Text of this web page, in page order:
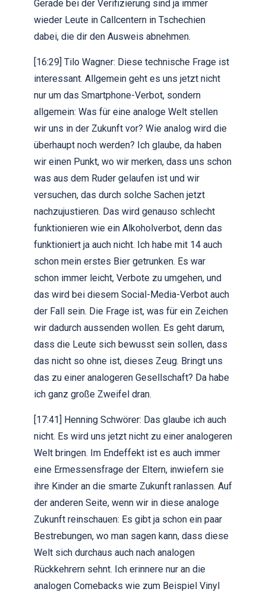
Gerade bei der Verifizierung sind ja immer
wieder Leute in Callcentern in Tschechien
dabei, die dir den Ausweis abnehmen.
[16:29] Tilo Wagner: Diese technische Frage ist
interessant. Allgemein geht es uns jetzt nicht
nur um das Smartphone-Verbot, sondern
allgemein: Was für eine analoge Welt stellen
wir uns in der Zukunft vor? Wie analog wird die
überhaupt noch werden? Ich glaube, da haben
wir einen Punkt, wo wir merken, dass uns schon
was aus dem Ruder gelaufen ist und wir
versuchen, das durch solche Sachen jetzt
nachzujustieren. Das wird genauso schlecht
funktionieren wie ein Alkoholverbot, denn das
funktioniert ja auch nicht. Ich habe mit 14 auch
schon mein erstes Bier getrunken. Es war
schon immer leicht, Verbote zu umgehen, und
das wird bei diesem Social-Media-Verbot auch
der Fall sein. Die Frage ist, was für ein Zeichen
wir dadurch aussenden wollen. Es geht darum,
dass die Leute sich bewusst sein sollen, dass
das nicht so ohne ist, dieses Zeug. Bringt uns
das zu einer analogeren Gesellschaft? Da habe
ich ganz große Zweifel dran.
[17:41] Henning Schwörer: Das glaube ich auch
nicht. Es wird uns jetzt nicht zu einer analogeren
Welt bringen. Im Endeffekt ist es auch immer
eine Ermessensfrage der Eltern, inwiefern sie
ihre Kinder an die smarte Zukunft ranlassen. Auf
der anderen Seite, wenn wir in diese analoge
Zukunft reinschauen: Es gibt ja schon ein paar
Bestrebungen, wo man sagen kann, dass diese
Welt sich durchaus auch nach analogen
Rückkehrern sehnt. Ich erinnere nur an die
analogen Comebacks wie zum Beispiel Vinyl